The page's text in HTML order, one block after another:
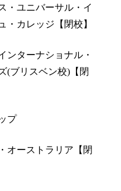
・ユニバーサル・イ
・カレッジ【閉校】
ンターナショナル・
(ブリスベン校)【閉
プ
オーストラリア【閉